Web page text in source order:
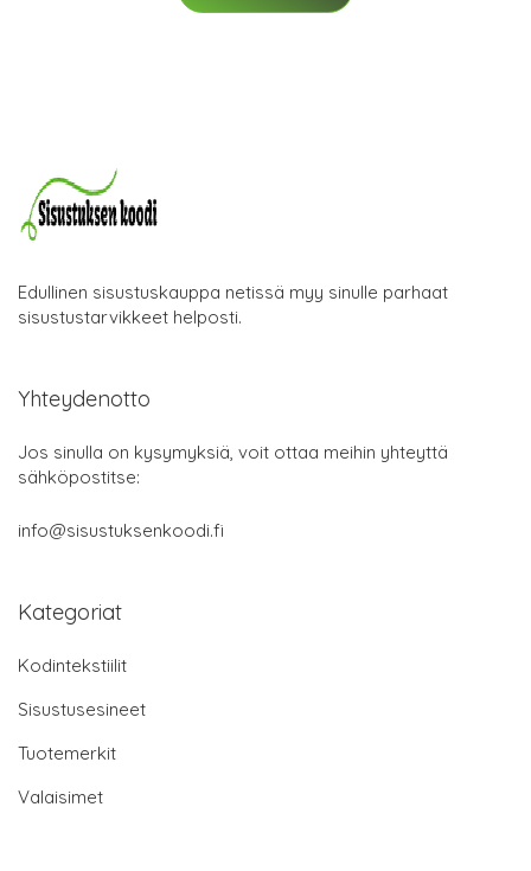
Edullinen sisustuskauppa netissä myy sinulle parhaat
sisustustarvikkeet helposti.
Yhteydenotto
Jos sinulla on kysymyksiä, voit ottaa meihin yhteyttä
sähköpostitse:
info@sisustuksenkoodi.fi
Kategoriat
Kodintekstiilit
Sisustusesineet
Tuotemerkit
Valaisimet